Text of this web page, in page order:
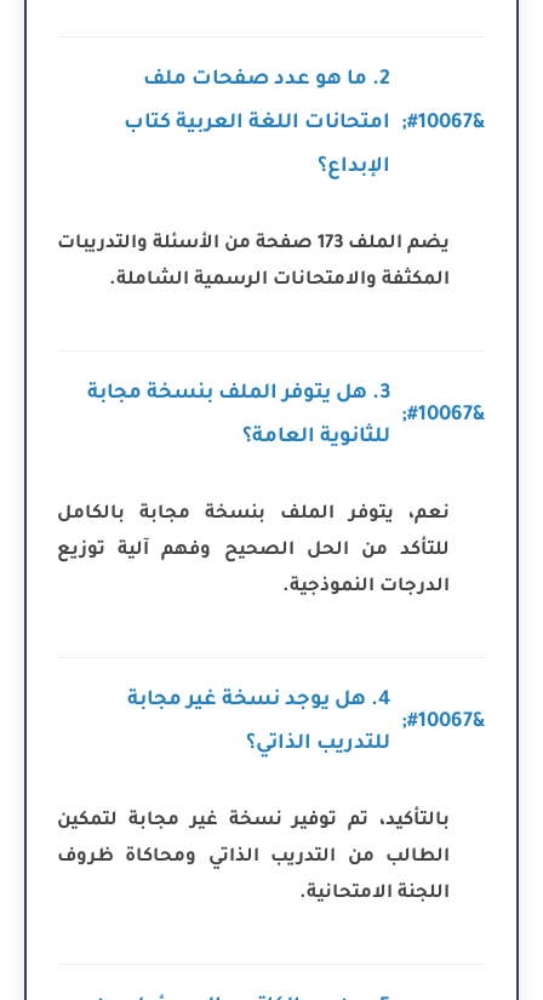
2. ما هو عدد صفحات ملف
امتحانات اللغة العربية كتاب
الإبداع؟
يضم الملف 173 صفحة من الأسئلة والتدريبات
المكثفة والامتحانات الرسمية الشاملة.
3. هل يتوفر الملف بنسخة مجابة
للثانوية العامة؟
نعم، يتوفر الملف بنسخة مجابة بالكامل
للتأكد من الحل الصحيح وفهم آلية توزيع
الدرجات النموذجية.
4. هل يوجد نسخة غير مجابة
للتدريب الذاتي؟
بالتأكيد، تم توفير نسخة غير مجابة لتمكين
الطالب من التدريب الذاتي ومحاكاة ظروف
اللجنة الامتحانية.